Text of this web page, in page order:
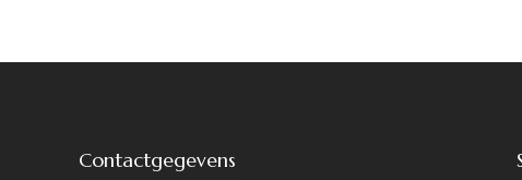
Contactgegevens